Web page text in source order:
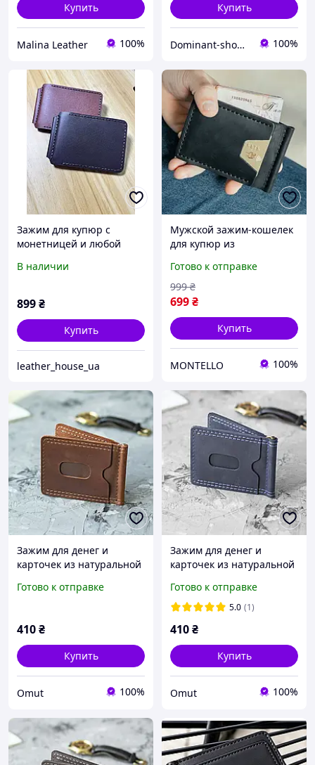
Купить
Malina Leather 100%
Купить
Dominant-shop.com.ua 100%
Зажим для купюр с
монетницей и любой
натуральная кожа
В наличии
899₴
Купить
leather_house_ua
Мужской зажим-кошелек
для купюр из
черный
Готово к отправке
699₴
999 ₴
Купить
MONTELLO 100%
Зажим для денег и
карточек из натуральной
Cognac держатель для
Готово к отправке
410₴
Купить
Omut 100%
Зажим для денег и
карточек из натуральной
держатель для купюр
Готово к отправке
5.0 (1)
410₴
Купить
Omut 100%